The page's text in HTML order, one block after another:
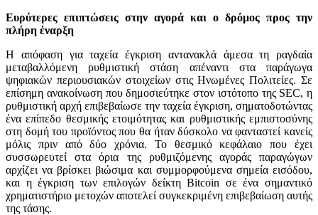
Ευρύτερες επιπτώσεις στην αγορά και ο δρόμος προς την
πλήρη έναρξη
Η απόφαση για ταχεία έγκριση αντανακλά άμεσα τη ραγδαία
μεταβαλλόμενη ρυθμιστική στάση απέναντι στα παράγωγα
ψηφιακών περιουσιακών στοιχείων στις Ηνωμένες Πολιτείες. Σε
επίσημη ανακοίνωση που δημοσιεύτηκε στον ιστότοπο της SEC, η
ρυθμιστική αρχή επιβεβαίωσε την ταχεία έγκριση, σηματοδοτώντας
ένα επίπεδο θεσμικής ετοιμότητας και ρυθμιστικής εμπιστοσύνης
στη δομή του προϊόντος που θα ήταν δύσκολο να φανταστεί κανείς
μόλις πριν από δύο χρόνια. Το θεσμικό κεφάλαιο που έχει
συσσωρευτεί στα όρια της ρυθμιζόμενης αγοράς παραγώγων
αρχίζει να βρίσκει βιώσιμα και συμμορφούμενα σημεία εισόδου,
και η έγκριση των επιλογών δείκτη Bitcoin σε ένα σημαντικό
χρηματιστήριο μετοχών αποτελεί συγκεκριμένη επιβεβαίωση αυτής
της τάσης.